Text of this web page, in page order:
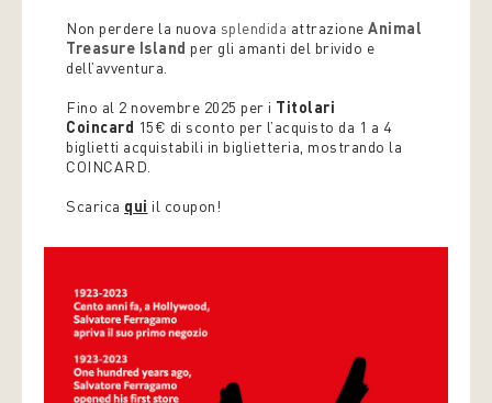
Non perdere la nuova splendida attrazione Animal
Treasure Island per gli amanti del brivido e
dell’avventura.
Fino al 2 novembre 2025 per i Titolari
Coincard 15€ di sconto per l’acquisto da 1 a 4
biglietti acquistabili in biglietteria, mostrando la
COINCARD.
Scarica qui il coupon!